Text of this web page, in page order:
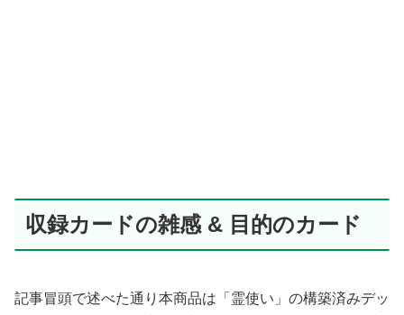
収録カードの雑感 & 目的のカード
記事冒頭で述べた通り本商品は「霊使い」の構築済みデッ